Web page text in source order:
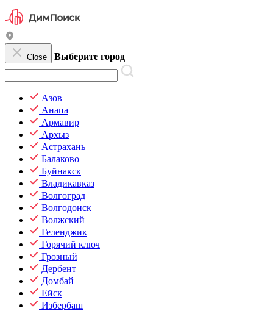
Close Выберите город
Азов
Анапа
Армавир
Архыз
Астрахань
Балаково
Буйнакск
Владикавказ
Волгоград
Волгодонск
Волжский
Геленджик
Горячий ключ
Грозный
Дербент
Домбай
Ейск
Избербаш